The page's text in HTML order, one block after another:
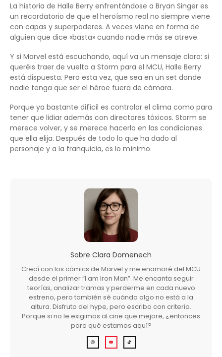
La historia de Halle Berry enfrentándose a Bryan Singer es
un recordatorio de que el heroísmo real no siempre viene
con capas y superpoderes. A veces viene en forma de
alguien que dice «basta» cuando nadie más se atreve.
Y si Marvel está escuchando, aquí va un mensaje claro: si
queréis traer de vuelta a Storm para el MCU, Halle Berry
está dispuesta. Pero esta vez, que sea en un set donde
nadie tenga que ser el héroe fuera de cámara.
Porque ya bastante difícil es controlar el clima como para
tener que lidiar además con directores tóxicos. Storm se
merece volver, y se merece hacerlo en las condiciones
que ella elija. Después de todo lo que ha dado al
personaje y a la franquicia, es lo mínimo.
Sobre Clara Domenech
Crecí con los cómics de Marvel y me enamoré del MCU
desde el primer “I am Iron Man”. Me encanta seguir
teorías, analizar tramas y perderme en cada nuevo
estreno, pero también sé cuándo algo no está a la
altura. Disfruto del hype, pero escribo con criterio.
Porque si no le exigimos al cine que mejore, ¿entonces
para qué estamos aquí?